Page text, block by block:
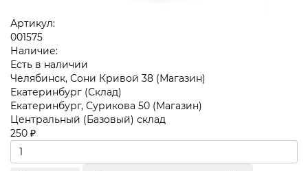
Артикул:
001575
Наличие:
Есть в наличии
Челябинск, Сони Кривой 38 (Магазин)
Екатеринбург (Склад)
Екатеринбург, Сурикова 50 (Магазин)
Центральный (Базовый) склад
250 ₽